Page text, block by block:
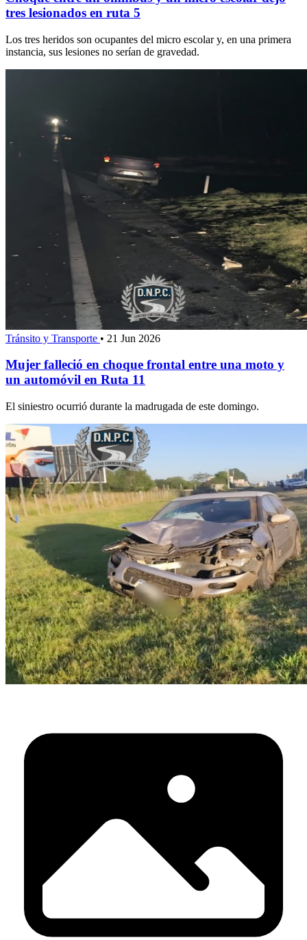
tres lesionados en ruta 5
Los tres heridos son ocupantes del micro escolar y, en una primera
instancia, sus lesiones no serían de gravedad.
Tránsito y Transporte • 21 Jun 2026
Mujer falleció en choque frontal entre una moto y
un automóvil en Ruta 11
El siniestro ocurrió durante la madrugada de este domingo.